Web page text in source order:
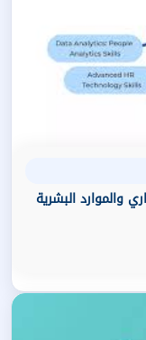
والموارد البشرية